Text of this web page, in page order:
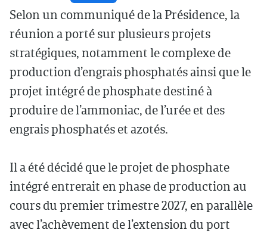
Selon un communiqué de la Présidence, la
réunion a porté sur plusieurs projets
stratégiques, notamment le complexe de
production d’engrais phosphatés ainsi que le
projet intégré de phosphate destiné à
produire de l’ammoniac, de l’urée et des
engrais phosphatés et azotés.
Il a été décidé que le projet de phosphate
intégré entrerait en phase de production au
cours du premier trimestre 2027, en parallèle
avec l’achèvement de l’extension du port